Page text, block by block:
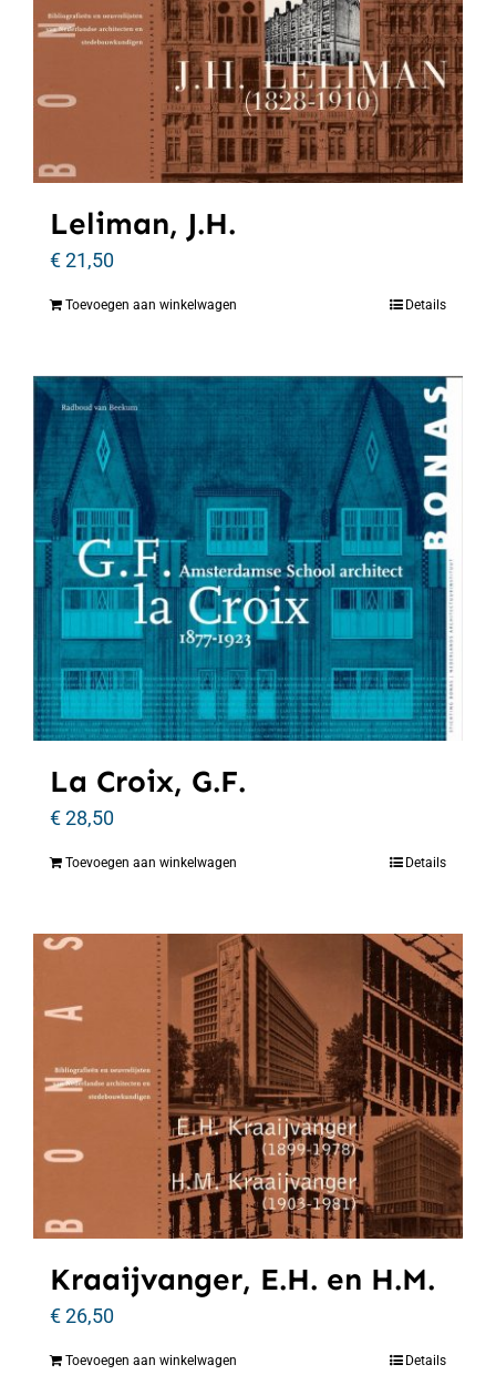
Leliman, J.H.
€21,50
Toevoegen aan winkelwagen Details
La Croix, G.F.
€28,50
Toevoegen aan winkelwagen Details
Kraaijvanger, E.H. en H.M.
€26,50
Toevoegen aan winkelwagen Details